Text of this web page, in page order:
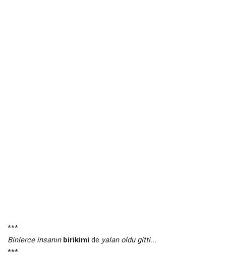
***
Binlerce insanın birikimi de yalan oldu gitti...
***